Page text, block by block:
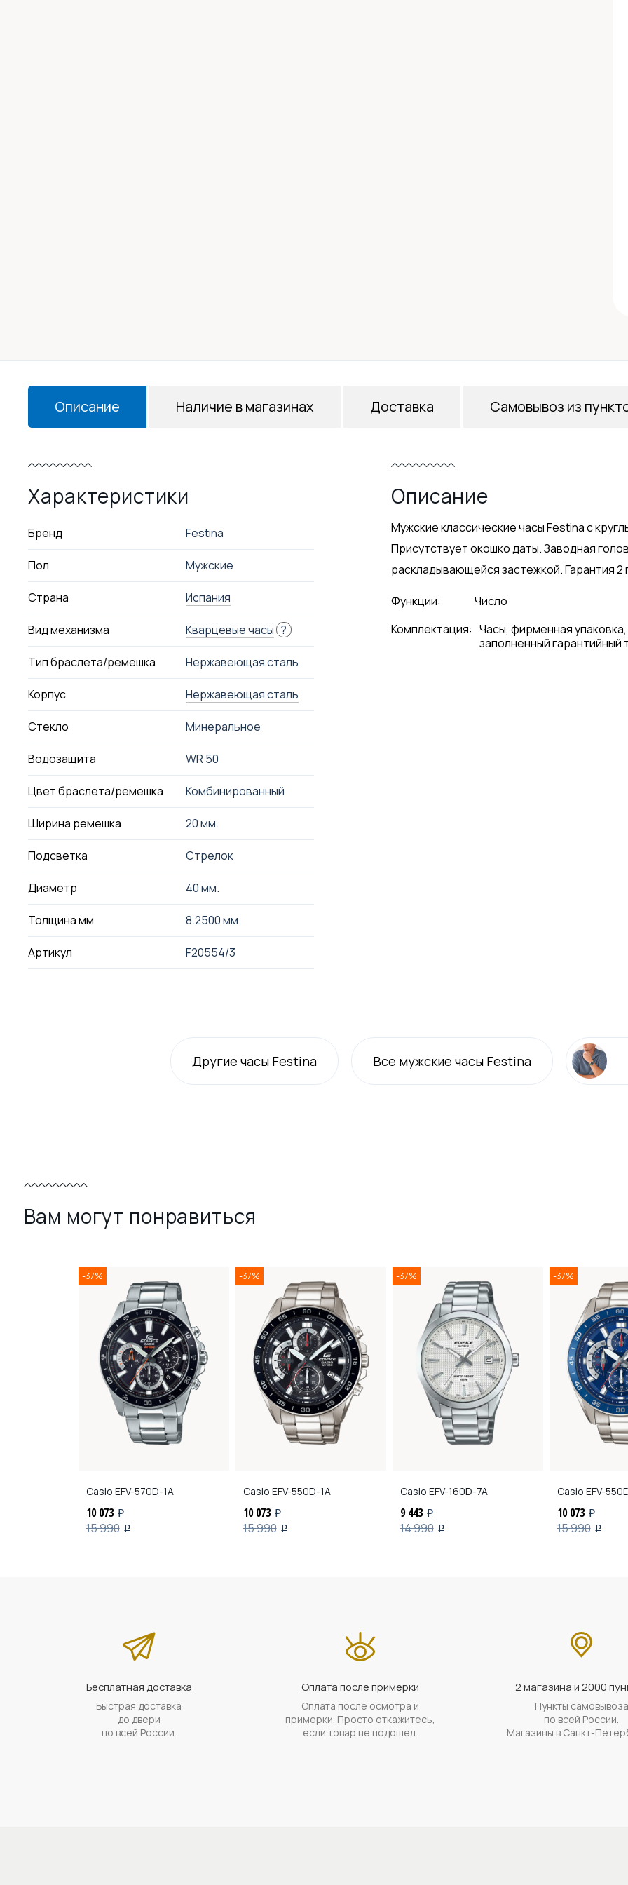
Описание
Характеристики
Бренд Festina
Пол Мужские
Страна Испания
Вид механизма Кварцевые часы ?
Тип браслета/ремешка Нержавеющая сталь
Корпус Нержавеющая сталь
Стекло Минеральное
Водозащита WR 50
Цвет браслета/ремешка Комбинированный
Ширина ремешка 20 мм.
Подсветка Стрелок
Диаметр 40 мм.
Толщина мм 8.2500 мм.
Артикул F20554/3
Описание
Мужские классические часы Festina с
Присутствует окошко даты. Заводная
раскладывающейся застежкой. Гарантия 2
Функции:
Число
Комплектация: Часы, фирменная
заполненный гарантийный
Наличие в магазинах Доставка Самовывоз из
Другие часы Festina Все мужские часы Festina
Вам могут понравиться
-37%
Casio EFV-570D-1A
10 073 i
15 990 i
-37%
Casio EFV-550D-1A
10 073 i
15 990 i
-37%
Casio EFV-160D-7A
9 443 i
14 990 i
-37%
Casio EFV-
10 073 i
15 990 i
Бесплатная доставка
Быстрая доставка
до двери
по всей России.
Оплата после примерки
Оплата после осмотра и
примерки. Просто откажитесь,
если товар не подошел.
2 магазина и 2000
Пункты самовывоза
по всей России.
Магазины в Санкт-